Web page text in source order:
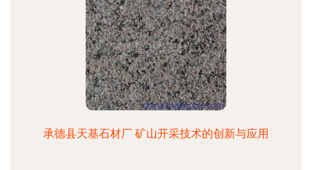
承德县天基石材厂 矿山开采技术的创新与应用